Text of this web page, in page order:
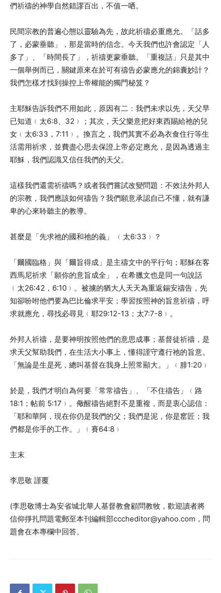
們祈禱的神學自然錯謬百出，不值一哂。
民間宗教的普遍心態以靈驗為先，故此祈禱必重應允。「話多
了，必蒙垂聽」，那是當時的信念。今天我們也許會認定「人
多了」、「時間長了」，祈禱更蒙垂聽。「重複話」只是其中
一個舉例而已，關鍵原來在於可有禱告必蒙應允的錦囊妙計？
我們怎樣才找到操控上帝權能的獨門秘笈？
主耶穌告訴我們不用如此，原因有二：我們未求以先，天父早
已知道﹙太6:8、32﹚；其次，天父樂意把好東西賜給祂的兒
女﹙太6:33，7:11﹚。換言之，我們其實不必為衣食住行等生
活需用祈求，並費盡心思去保證上帝必定應允，是因為透過主
耶穌，我們認識又信任我們的天父。
這樣我們還需祈禱嗎？或者我們嘗試改變問題：不效法外邦人
的宗教，我們應該如何禱告？我們願意承認自己不懂，就有謙
卑的心來聆聽主的教導。
甚麼是「先求祂的國和祂的義」 ﹙太6:33﹚？
「爾國臨格」與「爾旨得成」是主禱文中的平行句；耶穌在客
西馬尼祈求「願你的意旨成全」，在希臘文也是同一句說話
﹙太26:42，6:10﹚。被擄的猶大人天天為重返錫安禱告，先
知卻吩咐他們要為巴比倫求平安；學習按照神的旨意祈禱，呼
求就應允，尋找必尋見﹙耶29:12-13；太7:7-8﹚。
外邦人祈禱，是要神明按照他們的意思成事；基督徒祈禱，是
求天父幫助我們，在生活大小事上，懂得謹守遵行祂的旨意。
「無論是生是死，總叫基督在我身上照常顯大。」﹙腓1:20﹚
於是，我們才明白為何要「常常禱告」、「不住禱告」﹙路
18:1；帖前 5:17﹚。儆醒禱告絕對不是重複，而是衷心認信：
「耶和華阿，現在你仍是我們的父；我們是泥，你是窰匠；我
們都是你手的工作。」﹙賽64:8﹚
主末
李思敬 謹覆
(李思敬博士為安省城北華人基督教會顧問教牧，歡迎讀者將
信仰掙扎問題電郵至本刊編輯部cccheditor@yahoo.com，問
題會在本專欄中回答。